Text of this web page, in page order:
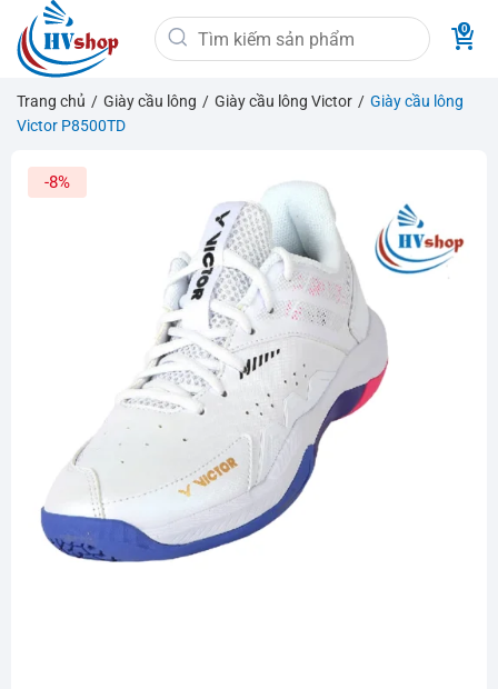
qua
nội
dung
Tìm
kiếm:
Trang chủ / Giày cầu lông / Giày cầu lông Victor / Giày cầu lông
Victor P8500TD
-8%